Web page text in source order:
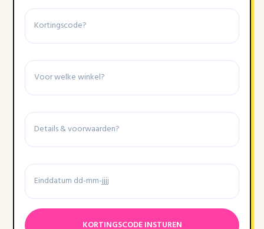
Kortingscode
Winkel
Details
voorwaarden
Einddatum
Datumnotatie:DD
dash
MM